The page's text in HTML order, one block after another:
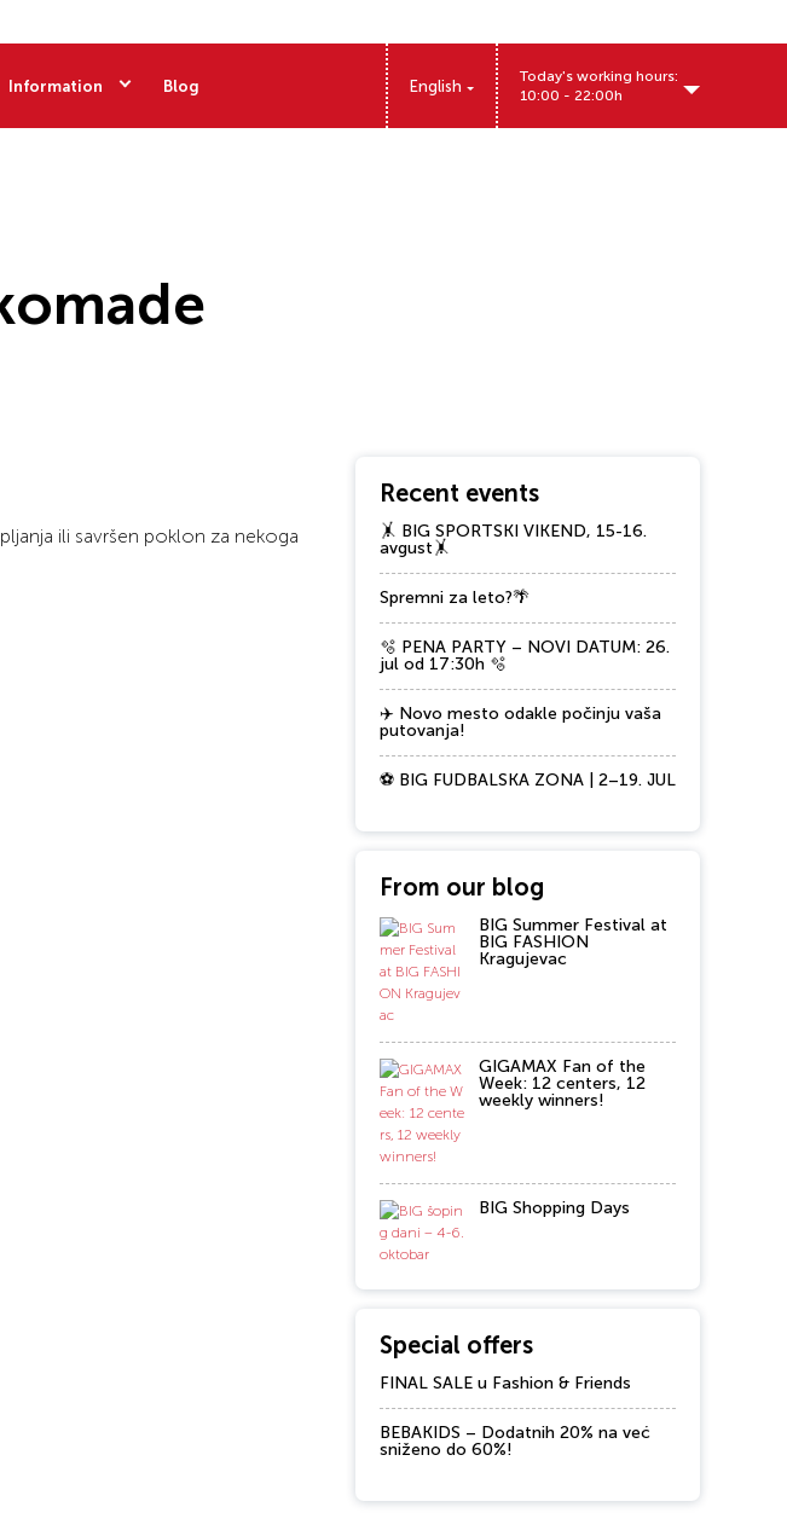
Information Blog English
Today's working hours:
10:00 - 22:00h
ili savršen poklon za nekoga
Recent events
🤸 BIG SPORTSKI VIKEND, 15-16.
avgust🤸
Spremni za leto?🌴
🫧 PENA PARTY – NOVI DATUM: 26.
jul od 17:30h 🫧
✈️ Novo mesto odakle počinju vaša
putovanja!
⚽ BIG FUDBALSKA ZONA | 2–19. JUL
From our blog
BIG Summer Festival at
BIG FASHION
Kragujevac
GIGAMAX Fan of the
Week: 12 centers, 12
weekly winners!
BIG Shopping Days
Special offers
FINAL SALE u Fashion & Friends
BEBAKIDS – Dodatnih 20% na već
sniženo do 60%!